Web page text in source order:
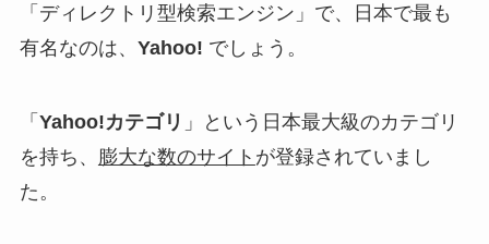
「ディレクトリ型検索エンジン」で、日本で最も
有名なのは、 Yahoo! でしょう。
「 Yahoo!カテゴリ 」という日本最大級のカテゴリ
を持ち、 膨大な数のサイト が登録されていまし
た。